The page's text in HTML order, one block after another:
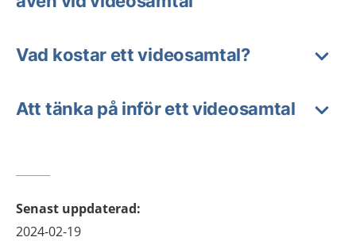
Vad kostar ett videosamtal?
Att tänka på inför ett videosamtal
Senast uppdaterad:
2024-02-19